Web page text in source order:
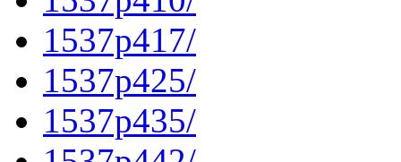
1537p417/
1537p425/
1537p435/